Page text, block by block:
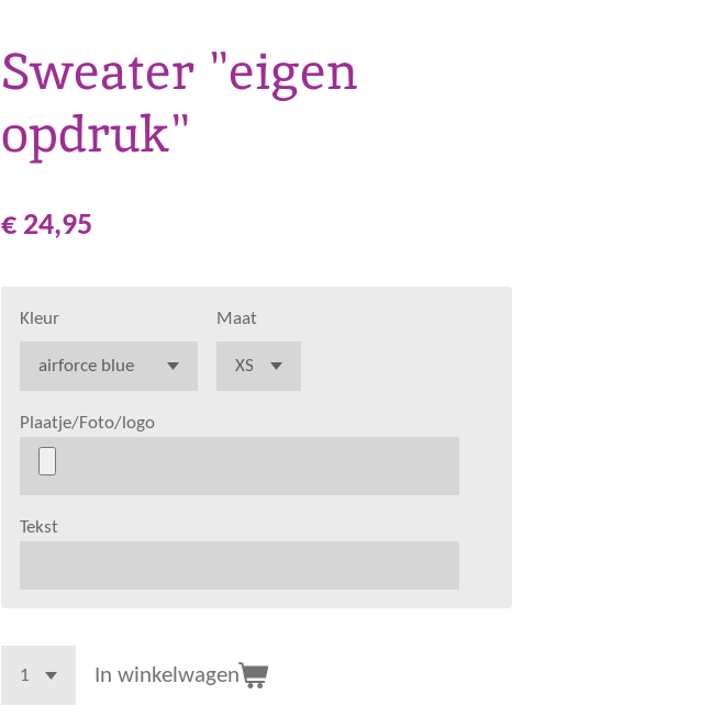
Sweater "eigen
opdruk"
€ 24,95
Kleur Maat
Plaatje/Foto/logo
Tekst
In winkelwagen